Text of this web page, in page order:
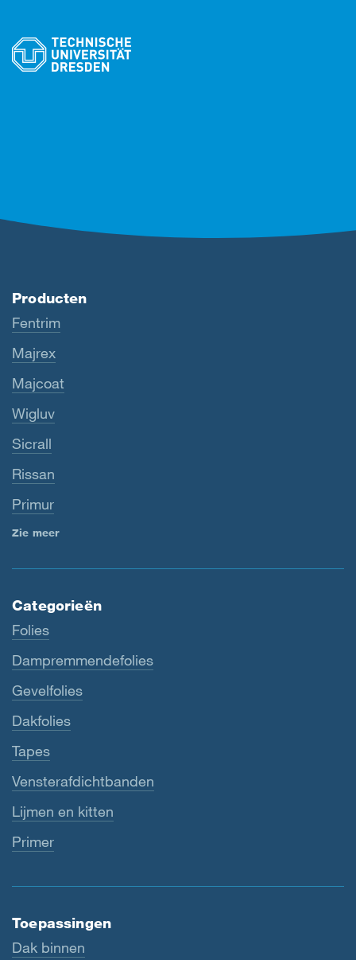
Producten
Fentrim
Majrex
Majcoat
Wigluv
Sicrall
Rissan
Primur
Zie meer
Categorieën
Folies
Dampremmendefolies
Gevelfolies
Dakfolies
Tapes
Vensterafdichtbanden
Lijmen en kitten
Primer
Toepassingen
Dak binnen